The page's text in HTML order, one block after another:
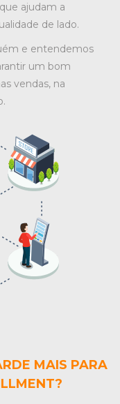
ajudam a
de lado.
e entendemos
um bom
vendas, na
MAIS PARA